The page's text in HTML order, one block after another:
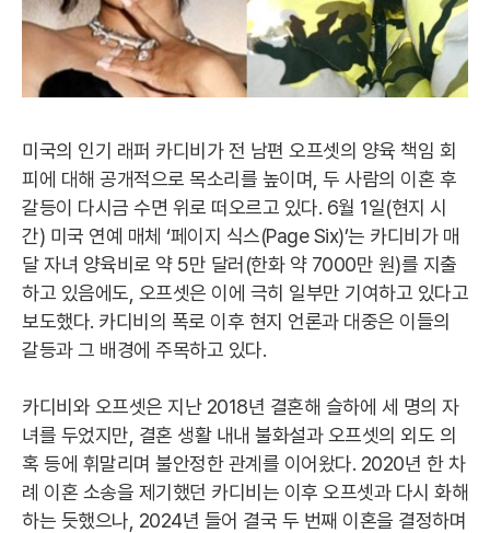
미국의 인기 래퍼 카디비가 전 남편 오프셋의 양육 책임 회
피에 대해 공개적으로 목소리를 높이며, 두 사람의 이혼 후
갈등이 다시금 수면 위로 떠오르고 있다. 6월 1일(현지 시
간) 미국 연예 매체 ‘페이지 식스(Page Six)’는 카디비가 매
달 자녀 양육비로 약 5만 달러(한화 약 7000만 원)를 지출
하고 있음에도, 오프셋은 이에 극히 일부만 기여하고 있다고
보도했다. 카디비의 폭로 이후 현지 언론과 대중은 이들의
갈등과 그 배경에 주목하고 있다.
카디비와 오프셋은 지난 2018년 결혼해 슬하에 세 명의 자
녀를 두었지만, 결혼 생활 내내 불화설과 오프셋의 외도 의
혹 등에 휘말리며 불안정한 관계를 이어왔다. 2020년 한 차
례 이혼 소송을 제기했던 카디비는 이후 오프셋과 다시 화해
하는 듯했으나, 2024년 들어 결국 두 번째 이혼을 결정하며